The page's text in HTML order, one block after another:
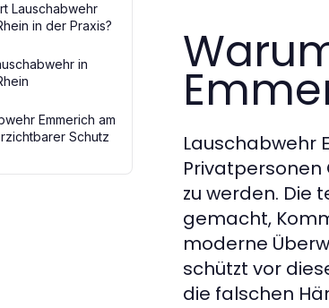
Lauschabwehr
in der Praxis?
in
Emmerich am
Schutz
Lauschabwehr
zu werden. Die
gemacht,
moderne
schützt vor
die falschen